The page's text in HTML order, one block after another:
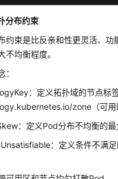
image: nginx:latest
imagePullSecrets:
- name: default-
分布约束
约束是比反亲和性更灵活、功
不均衡程度。
：
：定义拓扑域的节点标
zone（可用
：定义Pod分布不均衡的最
：定义条件不满